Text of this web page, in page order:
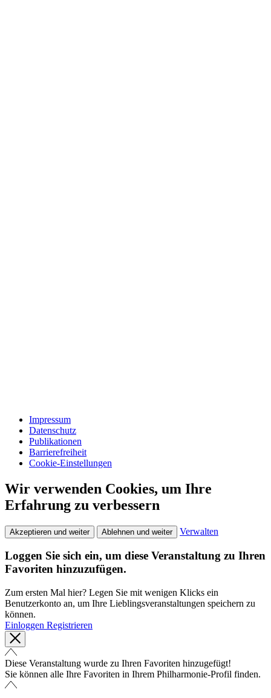
Impressum
Datenschutz
Publikationen
Barrierefreiheit
Cookie-Einstellungen
Wir verwenden Cookies, um Ihre
Erfahrung zu verbessern
Akzeptieren und weiter Ablehnen und weiter Verwalten
Loggen Sie sich ein, um diese Veranstaltung zu Ihren
Favoriten hinzuzufügen.
Zum ersten Mal hier? Legen Sie mit wenigen Klicks ein
Benutzerkonto an, um Ihre Lieblingsveranstaltungen speichern zu
können.
Einloggen Registrieren
Diese Veranstaltung wurde zu Ihren Favoriten hinzugefügt!
Sie können alle Ihre Favoriten in Ihrem Philharmonie-Profil finden.